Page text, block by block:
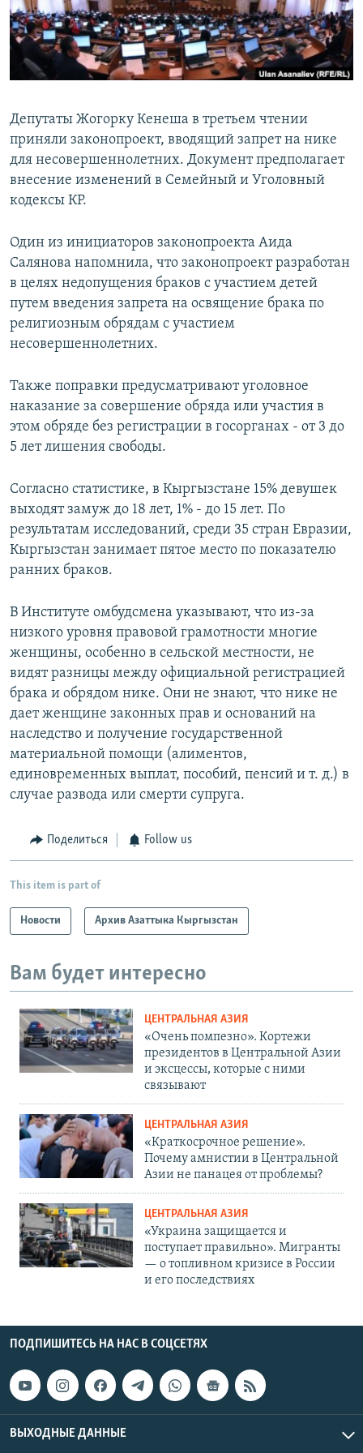
Депутаты Жогорку Кенеша в третьем чтении
приняли законопроект, вводящий запрет на нике
для несовершеннолетних. Документ предполагает
внесение изменений в Семейный и Уголовный
кодексы КР.
Один из инициаторов законопроекта Аида
Салянова напомнила, что законопроект разработан
в целях недопущения браков с участием детей
путем введения запрета на освящение брака по
религиозным обрядам с участием
несовершеннолетних.
Также поправки предусматривают уголовное
наказание за совершение обряда или участия в
этом обряде без регистрации в госорганах - от 3 до
5 лет лишения свободы.
Согласно статистике, в Кыргызстане 15% девушек
выходят замуж до 18 лет, 1% - до 15 лет. По
результатам исследований, среди 35 стран Евразии,
Кыргызстан занимает пятое место по показателю
ранних браков.
В Институте омбудсмена указывают, что из-за
низкого уровня правовой грамотности многие
женщины, особенно в сельской местности, не
видят разницы между официальной регистрацией
брака и обрядом нике. Они не знают, что нике не
дает женщине законных прав и оснований на
наследство и получение государственной
материальной помощи (алиментов,
единовременных выплат, пособий, пенсий и т. д.) в
случае развода или смерти супруга.
Поделиться Follow us
This item is part of
Новости Архив Азаттыка Кыргызстан
Вам будет интересно
ЦЕНТРАЛЬНАЯ АЗИЯ
«Очень помпезно». Кортежи
президентов в Центральной Азии
и эксцессы, которые с ними
связывают
ЦЕНТРАЛЬНАЯ АЗИЯ
«Краткосрочное решение».
Почему амнистии в Центральной
Азии не панацея от проблемы?
ЦЕНТРАЛЬНАЯ АЗИЯ
«Украина защищается и
поступает правильно». Мигранты
— о топливном кризисе в России
и его последствиях
ПОДПИШИТЕСЬ НА НАС В СОЦСЕТЯХ
ВЫХОДНЫЕ ДАННЫЕ